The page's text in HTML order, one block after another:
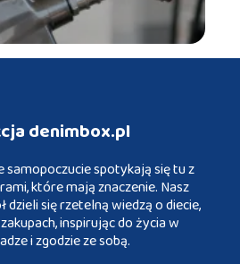
denimbox.pl
samopoczucie spotykają się tu z
które mają znaczenie. Nasz
dzieli się rzetelną wiedzą o diecie,
inspirując do życia w
i zgodzie ze sobą.